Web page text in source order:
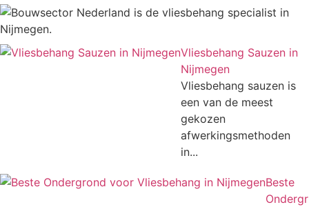
Vliesbehang Sauzen in
Nijmegen
Vliesbehang sauzen is
een van de meest
gekozen
afwerkingsmethoden
in...
Beste
Ondergr